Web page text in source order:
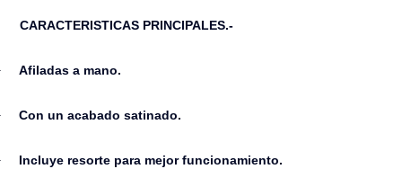
CARACTERISTICAS PRINCIPALES.-
Afiladas a mano.
Con un acabado satinado.
Incluye resorte para mejor funcionamiento.